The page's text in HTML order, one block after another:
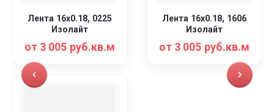
Лента 16x0.18, 0225
Изолайт
от 3 005 руб.кв.м
Лента 16x0.18, 1606
Изолайт
от 3 005 руб.кв.м